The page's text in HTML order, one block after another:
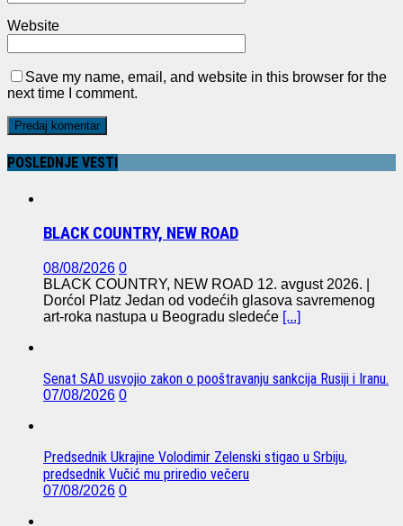
Website
Save my name, email, and website in this browser for the
next time I comment.
POSLEDNJE VESTI
BLACK COUNTRY, NEW ROAD
08/08/2026 0
BLACK COUNTRY, NEW ROAD 12. avgust 2026. |
Dorćol Platz Jedan od vodećih glasova savremenog
art-roka nastupa u Beogradu sledeće [...]
Senat SAD usvojio zakon o pooštravanju sankcija Rusiji i Iranu.
07/08/2026 0
Predsednik Ukrajine Volodimir Zelenski stigao u Srbiju,
predsednik Vučić mu priredio večeru
07/08/2026 0